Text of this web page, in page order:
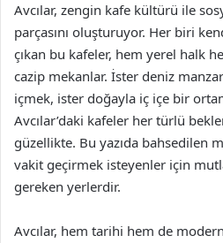
Avcılar, zengin kafe kültürü ile
parçasını oluşturuyor. Her biri
çıkan bu kafeler, hem yerel halk
cazip mekanlar. İster deniz
içmek, ister doğayla iç içe bir
Avcılar’daki kafeler her türlü
güzellikte. Bu yazıda bahsedilen
vakit geçirmek isteyenler için
gereken yerlerdir.
Avcılar, hem tarihi hem de